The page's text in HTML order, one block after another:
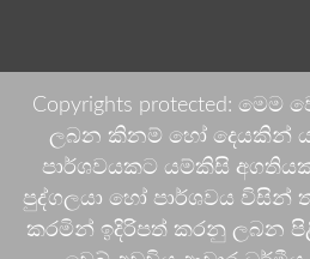
Copyrights protected:
ලබන කිනම් හෝ දෙයකින්
පාර්ශවයකට යම්කිසි
පුද්ගලයා හෝ පාර්ශවය විසින්
කරමින් ඉදිරිපත් කරනු ලබන